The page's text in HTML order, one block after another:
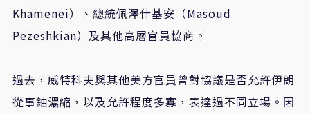
Khamenei）、總統佩澤什基安（Masoud
Pezeshkian）及其他高層官員協商。
過去，威特科夫與其他美方官員曾對協議是否允許伊朗
從事鈾濃縮，以及允許程度多寡，表達過不同立場。因